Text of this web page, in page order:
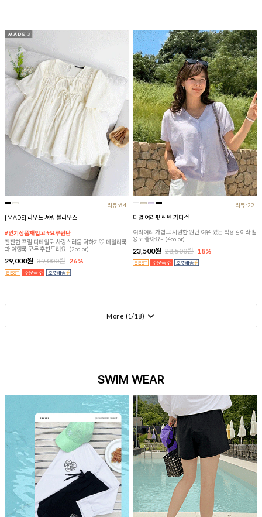
리뷰:64
[MADE] 라무드 셔링 블라우스
#인기상품재입고 #요루원단
잔잔한 프릴 디테일로 사랑스러움 더하기♡ 데일리룩
과 여행룩 모두 추천드려요! (2color)
29,000원 39,000원 26%
리뷰:22
디얼 여리핏 린넨 가디건
여리여리 가볍고 시원한 원단 여유 있는 착용감이라 활
용도 좋아요~ (4color)
23,500원 28,500원 18%
More (1/18)
SWIM WEAR